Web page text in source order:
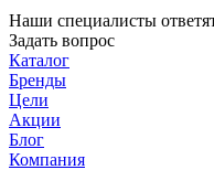
Наши специалисты
Задать вопрос
Каталог
Бренды
Цели
Акции
Блог
Компания